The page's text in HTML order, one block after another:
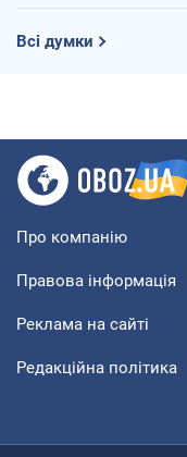
Всі думки
Про компанію
Правова інформація
Реклама на сайті
Редакційна політика